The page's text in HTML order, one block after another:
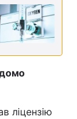
ліцензію